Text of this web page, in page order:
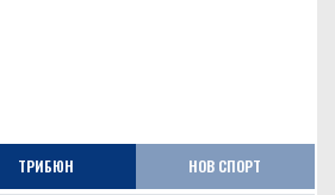
ТРИБЮН НОВ СПОРТ